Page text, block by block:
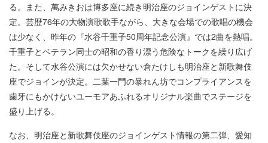
る。また、萬みきおは博多座に続き明治座のジョインゲストに決
定。芸歴76年の大物演歌歌手ながら、大きな会場での歌唱の機会
は少なく、昨年の『水谷千重子50周年記念公演』では2曲を熱唱。
千重子とベテラン同士の昭和の香り漂う危険なトークを繰り広げ
た。そして水谷公演には欠かせない倉たけしも明治座と新歌舞伎
座でジョインが決定。二葉一門の暴れん坊でコンプライアンスを
歯牙にもかけないユーモアあふれるオリジナル楽曲でステージを
盛り上げる。
なお、明治座と新歌舞伎座のジョインゲスト情報の第二弾、愛知